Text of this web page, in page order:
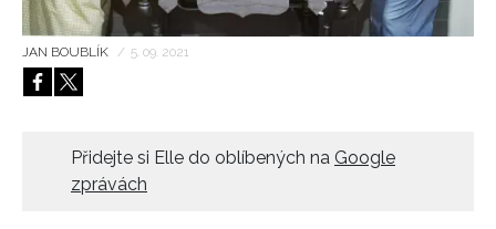
HOME
JAN BOUBLÍK / 5. 09. 2021
Přidejte si Elle do oblíbených na Google
zprávách